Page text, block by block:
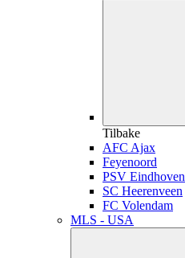
Tilbake
AFC Ajax
Feyenoord
PSV Eindhoven
SC Heerenveen
FC Volendam
MLS - USA